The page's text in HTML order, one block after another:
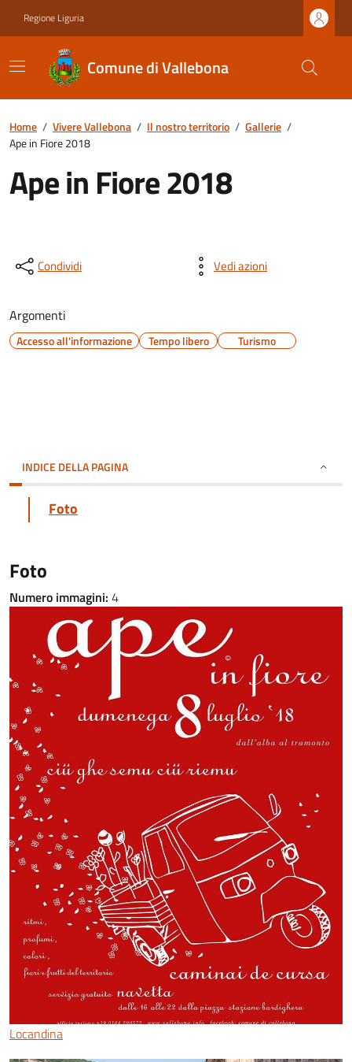
Regione Liguria
Comune di Vallebona
Home / Vivere Vallebona / Il nostro territorio / Gallerie /
Ape in Fiore 2018
Ape in Fiore 2018
Condividi Vedi azioni
Argomenti
Accesso all'informazione Tempo libero Turismo
INDICE DELLA PAGINA
Foto
Foto
Numero immagini: 4
Locandina